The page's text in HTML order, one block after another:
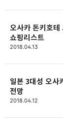
오사카 돈키호테
쇼핑리스트
2018.04.13
일본 3대성 오사
전망
2018.04.12